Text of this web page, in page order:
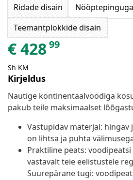
Ridade disain
Nööptepinguga
Teemantplokkide disain
€42899
Sh KM
Kirjeldus
Nautige kontinentaalvoodiga
pakub teile maksimaalset
Vastupidav materjal: hingav
on lihtsa ja puhta
Praktiline peats:
vastavalt teie eelistustele
Suurepärane tugi: